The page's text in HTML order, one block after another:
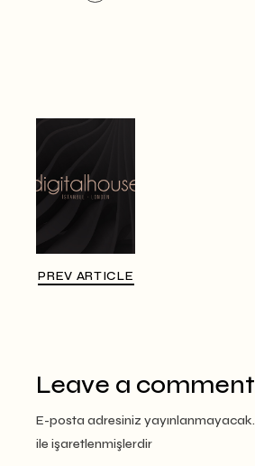
PREV ARTICLE
Leave a comment
E-posta adresiniz yayınlanmayacak.
ile işaretlenmişlerdir